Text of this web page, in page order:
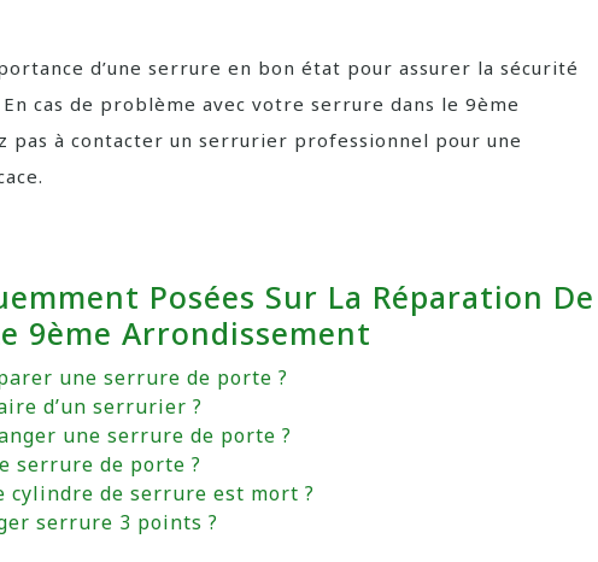
d’une serrure en bon état pour assurer la sécurité
cas de problème avec votre serrure dans le 9ème
pas à contacter un serrurier professionnel pour une
Posées Sur La Réparation De
9ème Arrondissement
une serrure de porte ?
d’un serrurier ?
une serrure de porte ?
serrure de porte ?
cylindre de serrure est mort ?
serrure 3 points ?